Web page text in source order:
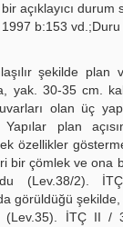
açıklayıcı durum
b:153
şekilde plan
yak. 30-35 cm.
olan üç
plan
özellikler
bir çömlek ve ona
(Lev.38/2).
görüldüğü
(Lev.35). İTÇ II